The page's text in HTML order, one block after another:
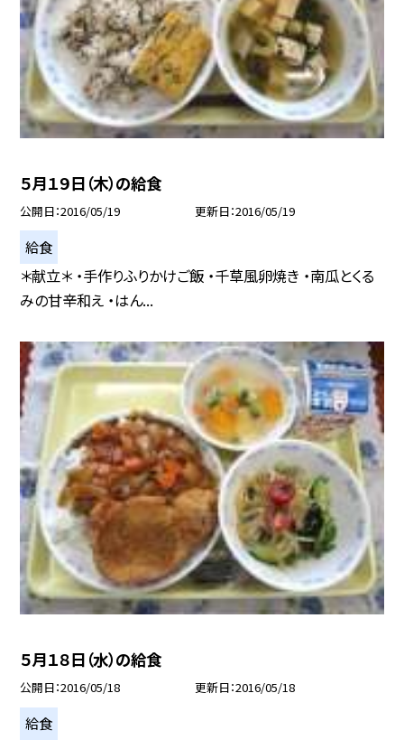
５月１９日（木）の給食
公開日 2016/05/19 更新日 2016/05/19
給食
＊献立＊ ・手作りふりかけご飯 ・千草風卵焼き ・南瓜とくる
みの甘辛和え ・はん...
５月１８日（水）の給食
公開日 2016/05/18 更新日 2016/05/18
給食